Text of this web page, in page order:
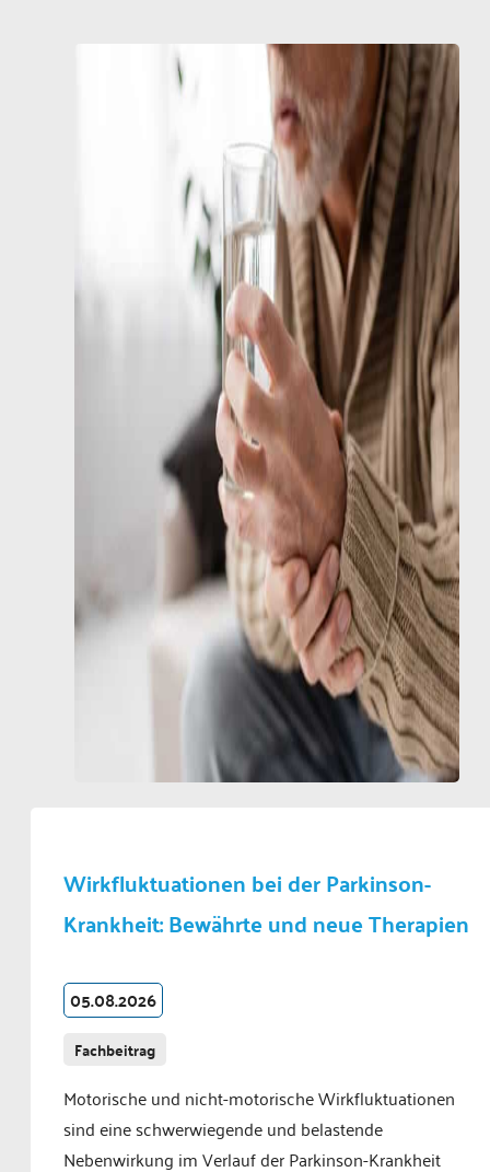
Wirkfluktuationen bei der Parkinson-
Krankheit: Bewährte und neue Therapien
05.08.2026
Fachbeitrag
Motorische und nicht-motorische Wirkfluktuationen
sind eine schwerwiegende und belastende
Nebenwirkung im Verlauf der Parkinson-Krankheit